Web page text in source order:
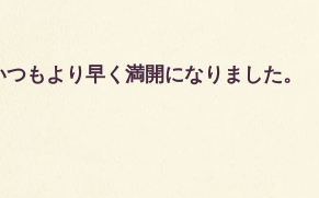
もより早く満開になりました。